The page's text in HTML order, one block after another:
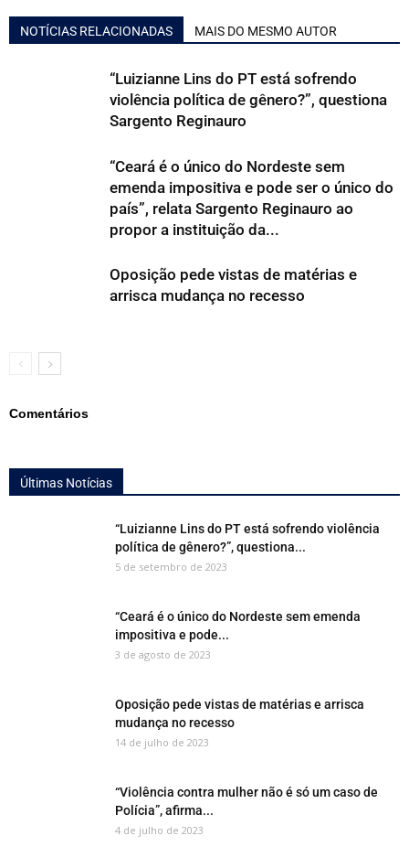
NOTÍCIAS RELACIONADAS MAIS DO MESMO AUTOR
“Luizianne Lins do PT está sofrendo
violência política de gênero?”, questiona
Sargento Reginauro
“Ceará é o único do Nordeste sem
emenda impositiva e pode ser o único do
país”, relata Sargento Reginauro ao
propor a instituição da...
Oposição pede vistas de matérias e
arrisca mudança no recesso
Comentários
Últimas Notícias
“Luizianne Lins do PT está sofrendo violência
política de gênero?”, questiona...
5 de setembro de 2023
“Ceará é o único do Nordeste sem emenda
impositiva e pode...
3 de agosto de 2023
Oposição pede vistas de matérias e arrisca
mudança no recesso
14 de julho de 2023
“Violência contra mulher não é só um caso de
Polícia”, afirma...
4 de julho de 2023